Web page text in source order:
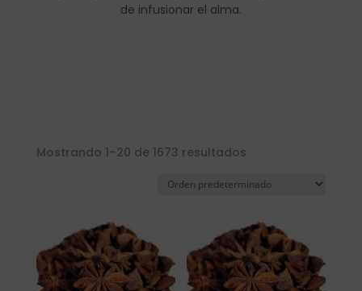
de infusionar el alma.
Mostrando 1–20 de 1673 resultados